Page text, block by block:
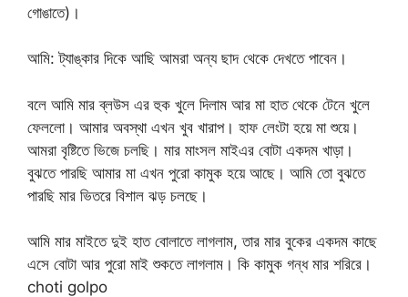
গোঙাতে)।
আমি: ট্যাঙ্কার দিকে আছি আমরা অন্য ছাদ থেকে দেখতে পাবেন।
বলে আমি মার ব্লউস এর হুক খুলে দিলাম আর মা হাত থেকে টেনে খুলে
ফেললো। আমার অবস্থা এখন খুব খারাপ। হাফ লেংটা হয়ে মা শুয়ে।
আমরা বৃষ্টিতে ভিজে চলছি। মার মাংসল মাইএর বোটা একদম খাড়া।
বুঝতে পারছি আমার মা এখন পুরো কামুক হয়ে আছে। আমি তো বুঝতে
পারছি মার ভিতরে বিশাল ঝড় চলছে।
আমি মার মাইতে দুই হাত বোলাতে লাগলাম, তার মার বুকের একদম কাছে
এসে বোটা আর পুরো মাই শুকতে লাগলাম। কি কামুক গন্ধ মার শরিরে।
choti golpo